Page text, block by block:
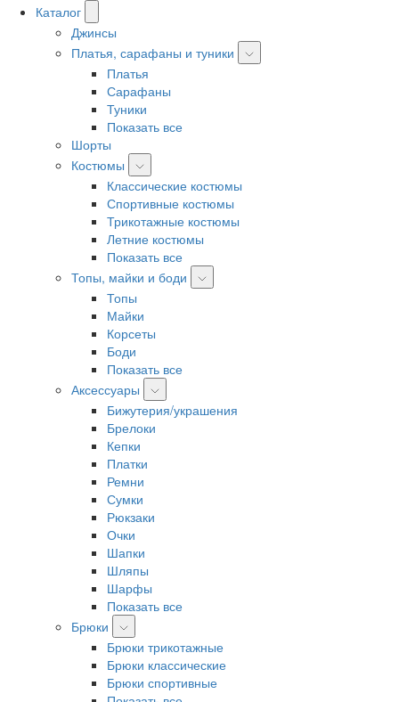
Каталог
Джинсы
Платья, сарафаны и туники
Платья
Сарафаны
Туники
Показать все
Шорты
Костюмы
Классические костюмы
Спортивные костюмы
Трикотажные костюмы
Летние костюмы
Показать все
Топы, майки и боди
Топы
Майки
Корсеты
Боди
Показать все
Аксессуары
Бижутерия/украшения
Брелоки
Кепки
Платки
Ремни
Сумки
Рюкзаки
Очки
Шапки
Шляпы
Шарфы
Показать все
Брюки
Брюки трикотажные
Брюки классические
Брюки спортивные